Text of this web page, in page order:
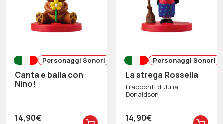
Personaggi Sonori
Canta e balla con
Nino!
14,90€
Personaggi Sonori
La strega Rossella
I racconti di Julia
Donaldson
14,90€